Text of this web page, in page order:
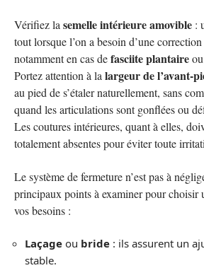
Vérifiez la semelle intérieure amovible :
tout lorsque l’on a besoin d’une
notamment en cas defasciite plantaire
Portez attention à la largeur de l’avant-
au pied de s’étaler naturellement, sans
quand les articulations sont gonflées ou
Les coutures intérieures, quant à elles,
totalement absentes pour éviter toute
Le système de fermeture n’est pas à
principaux points à examiner pour choisir
vos besoins :
Laçage ou bride : ils assurent un
stable.